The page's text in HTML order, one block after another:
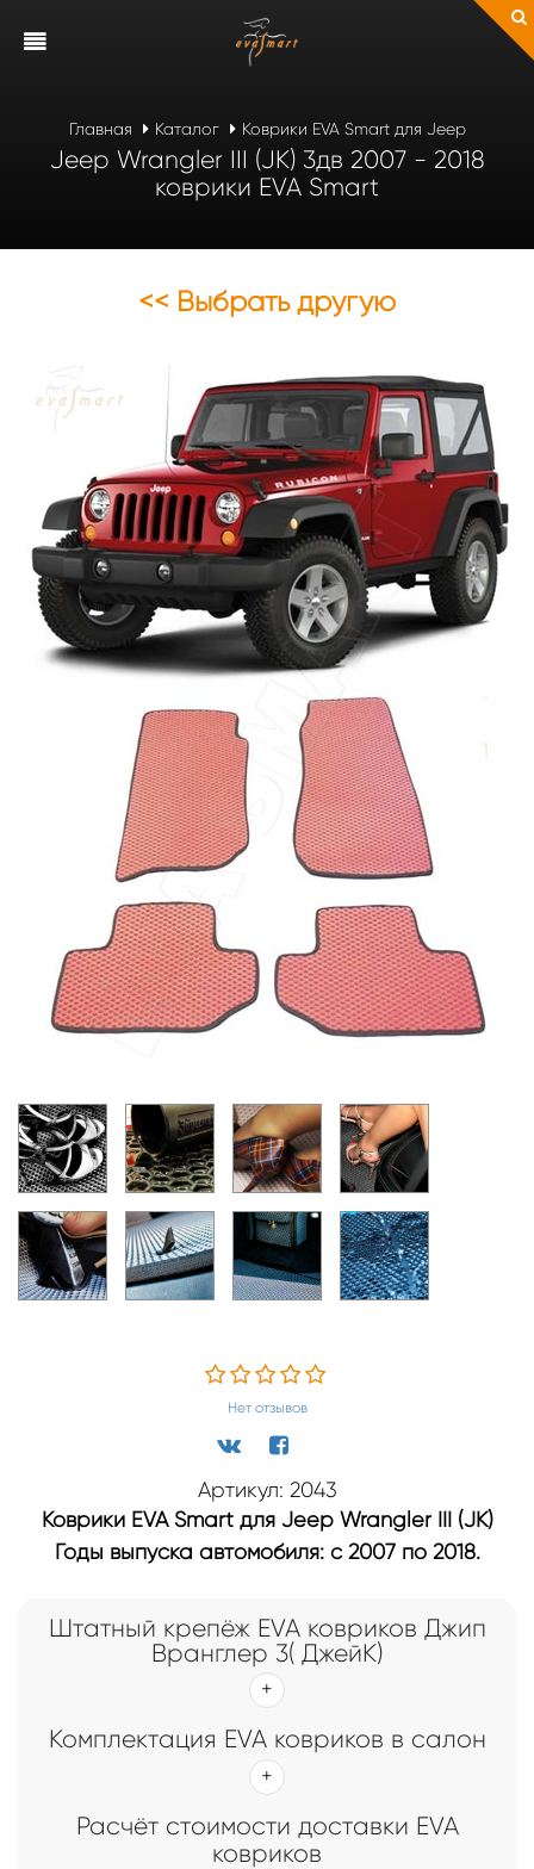
Главная Каталог Коврики EVA Smart для Jeep
Jeep Wrangler III (JK) 3дв 2007 - 2018
коврики EVA Smart
<< Выбрать другую
Нет отзывов
Артикул: 2043
Коврики EVA Smart для Jeep Wrangler III (JK)
Годы выпуска автомобиля: с 2007 по 2018.
Штатный крепёж EVA ковриков Джип
Вранглер 3( ДжейК)
Комплектация EVA ковриков в салон
Расчёт стоимости доставки EVA
ковриков